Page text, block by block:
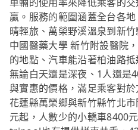
車輛的使用率來降低乘客的
贏。服務的範圍涵蓋全台各
晴輕旅、萬榮野溪溫泉到新
中國醫藥大學 新竹附設醫院
的地點、汽車能沿著柏油路
無論白天還是深夜、1人還是
與實惠的價格，滿足乘客對
花蓮縣萬榮鄉與新竹縣竹北
元起，人數少的小轎車8400